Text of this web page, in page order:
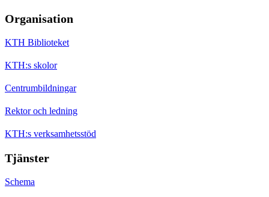
Organisation
KTH Biblioteket
KTH:s skolor
Centrumbildningar
Rektor och ledning
KTH:s verksamhetsstöd
Tjänster
Schema